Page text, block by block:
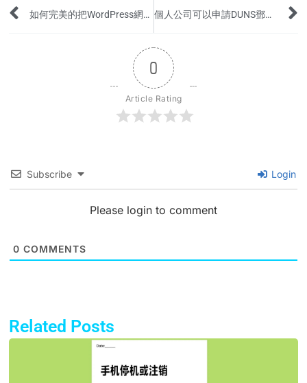
Prev 如何完美的把WordPress網站交付給客戶?（8個步驟） 個人公司可以申請DUNS鄧白氏編碼或者Apple公司開發者賬號嗎？
0
Article Rating
Subscribe Login
Please login to comment
0 COMMENTS
Related Posts
Page